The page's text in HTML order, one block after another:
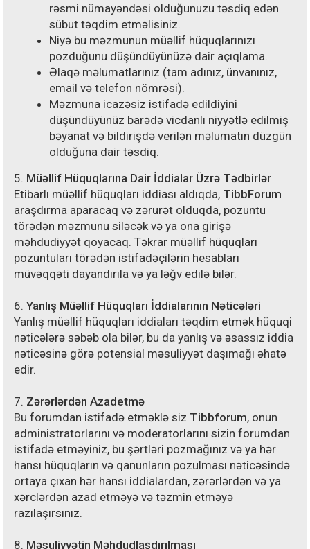
rəsmi nümayəndəsi olduğunuzu təsdiq edən
sübut təqdim etməlisiniz.
Niyə bu məzmunun müəllif hüquqlarınızı
pozduğunu düşündüyünüzə dair açıqlama.
Əlaqə məlumatlarınız (tam adınız, ünvanınız,
email və telefon nömrəsi).
Məzmuna icazəsiz istifadə edildiyini
düşündüyünüz barədə vicdanlı niyyətlə edilmiş
bəyanat və bildirişdə verilən məlumatın düzgün
olduğuna dair təsdiq.
5. Müəllif Hüquqlarına Dair İddialar Üzrə Tədbirlər
Etibarlı müəllif hüquqları iddiası aldıqda, TibbForum
araşdırma aparacaq və zərurət olduqda, pozuntu
törədən məzmunu siləcək və ya ona girişə
məhdudiyyət qoyacaq. Təkrar müəllif hüquqları
pozuntuları törədən istifadəçilərin hesabları
müvəqqəti dayandırıla və ya ləğv edilə bilər.
6. Yanlış Müəllif Hüquqları İddialarının Nəticələri
Yanlış müəllif hüquqları iddiaları təqdim etmək hüquqi
nəticələrə səbəb ola bilər, bu da yanlış və əsassız iddia
nəticəsinə görə potensial məsuliyyət daşımağı əhatə
edir.
7. Zərərlərdən Azadetmə
Bu forumdan istifadə etməklə siz Tibbforum, onun
administratorlarını və moderatorlarını sizin forumdan
istifadə etməyiniz, bu şərtləri pozmağınız və ya hər
hansı hüquqların və qanunların pozulması nəticəsində
ortaya çıxan hər hansı iddialardan, zərərlərdən və ya
xərclərdən azad etməyə və təzmin etməyə
razılaşırsınız.
8. Məsuliyyətin Məhdudlaşdırılması